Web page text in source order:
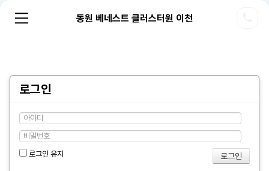
동원 베네스트 클러스터원 이천
로그인
로그인 유지